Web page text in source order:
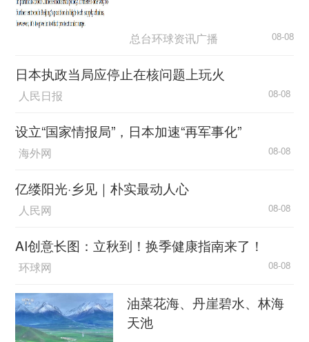
总台环球资讯广播 08-08
日本执政当局应停止在核问题上玩火
人民日报 08-08
设立“国家情报局”，日本加速“再军事化”
海外网 08-08
亿缕阳光·乡见｜朴实最动人心
人民网 08-08
AI创意长图：立秋到！换季健康指南来了！
环球网 08-08
油菜花海、丹崖碧水、林海
天池